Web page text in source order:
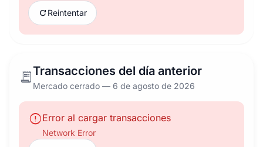
refresh Reintentar
receipt_longTransacciones del día anterior
Mercado cerrado — 6 de agosto de 2026
errorError al cargar transacciones
Network Error